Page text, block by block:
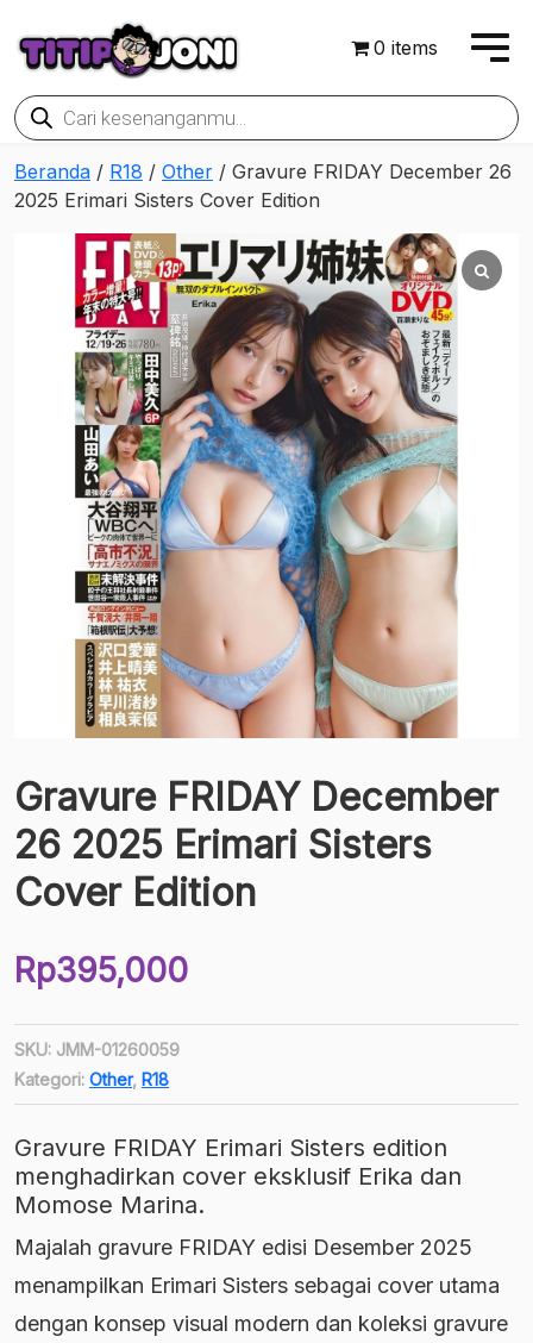
0 items
Products
search
Beranda / R18 / Other / Gravure FRIDAY December 26
2025 Erimari Sisters Cover Edition
Gravure FRIDAY December
26 2025 Erimari Sisters
Cover Edition
Rp395,000
SKU: JMM-01260059
Kategori: Other, R18
Gravure FRIDAY Erimari Sisters edition
menghadirkan cover eksklusif Erika dan
Momose Marina.
Majalah gravure FRIDAY edisi Desember 2025
menampilkan Erimari Sisters sebagai cover utama
dengan konsep visual modern dan koleksi gravure